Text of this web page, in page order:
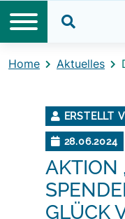
Home Aktuelles
ERSTELLT
28.06.2024
AKTION
GLÜCK